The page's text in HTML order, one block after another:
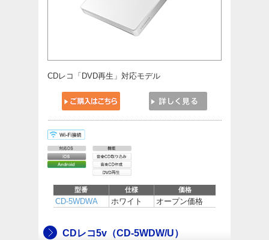
CDレコ「DVD再生」対応モデル
型番 仕様 価格
CD-5WDWA ホワイト オープン価格
CDレコ5v（CD-5WDW/U）